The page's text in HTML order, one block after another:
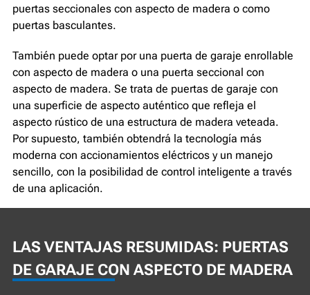
puertas seccionales con aspecto de madera o como
puertas basculantes.
También puede optar por una puerta de garaje enrollable
con aspecto de madera o una puerta seccional con
aspecto de madera. Se trata de puertas de garaje con
una superficie de aspecto auténtico que refleja el
aspecto rústico de una estructura de madera veteada.
Por supuesto, también obtendrá la tecnología más
moderna con accionamientos eléctricos y un manejo
sencillo, con la posibilidad de control inteligente a través
de una aplicación.
LAS VENTAJAS RESUMIDAS: PUERTAS
DE GARAJE CON ASPECTO DE MADERA